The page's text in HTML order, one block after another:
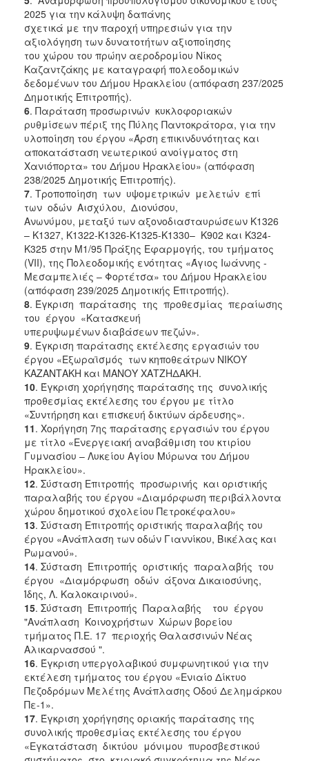
2025 για την κάλυψη δαπάνης
σχετικά με την παροχή υπηρεσιών για την
αξιολόγηση των δυνατοτήτων αξιοποίησης
του χώρου του πρώην αεροδρομίου Νίκος
Καζαντζάκης με καταγραφή πολεοδομικών
δεδομένων του Δήμου Ηρακλείου (απόφαση 237/2025
Δημοτικής Επιτροπής).
6. Παράταση προσωρινών κυκλοφοριακών
ρυθμίσεων πέριξ της Πύλης Παντοκράτορα, για την
υλοποίηση του έργου «Άρση επικινδυνότητας και
αποκατάσταση νεωτερικού ανοίγματος στη
Χανιόπορτα» του Δήμου Ηρακλείου» (απόφαση
238/2025 Δημοτικής Επιτροπής).
7. Τροποποίηση των υψομετρικών μελετών επί
των οδών Αισχύλου, Διονύσου,
Ανωνύμου, μεταξύ των αξονοδιασταυρώσεων Κ1326
– Κ1327, Κ1322-Κ1326-Κ1325-Κ1330– Κ902 και Κ324-
Κ325 στην Μ1/95 Πράξης Εφαρμογής, του τμήματος
(VΙΙ), της Πολεοδομικής ενότητας «Άγιος Ιωάννης -
Μεσαμπελιές – Φορτέτσα» του Δήμου Ηρακλείου
(απόφαση 239/2025 Δημοτικής Επιτροπής).
8. Έγκριση παράτασης της προθεσμίας περαίωσης
του έργου «Κατασκευή
υπερυψωμένων διαβάσεων πεζών».
9. Έγκριση παράτασης εκτέλεσης εργασιών του
έργου «Εξωραϊσμός των κηποθεάτρων ΝΙΚΟΥ
ΚΑΖΑΝΤΑΚΗ και ΜΑΝΟΥ ΧΑΤΖΗΔΑΚΗ.
10. Έγκριση χορήγησης παράτασης της συνολικής
προθεσμίας εκτέλεσης του έργου με τίτλο
«Συντήρηση και επισκευή δικτύων άρδευσης».
11. Χορήγηση 7ης παράτασης εργασιών του έργου
με τίτλο «Ενεργειακή αναβάθμιση του κτιρίου
Γυμνασίου – Λυκείου Αγίου Μύρωνα του Δήμου
Ηρακλείου».
12. Σύσταση Επιτροπής προσωρινής και οριστικής
παραλαβής του έργου «Διαμόρφωση περιβάλλοντα
χώρου δημοτικού σχολείου Πετροκέφαλου»
13. Σύσταση Επιτροπής οριστικής παραλαβής του
έργου «Ανάπλαση των οδών Γιαννίκου, Βικέλας και
Ρωμανού».
14. Σύσταση Επιτροπής οριστικής παραλαβής του
έργου «Διαμόρφωση οδών άξονα Δικαιοσύνης,
Ίδης, Λ. Καλοκαιρινού».
15. Σύσταση Επιτροπής Παραλαβής του έργου
"Ανάπλαση Κοινοχρήστων Χώρων βορείου
τμήματος Π.Ε. 17 περιοχής Θαλασσινών Νέας
Αλικαρνασσού ".
16. Έγκριση υπεργολαβικού συμφωνητικού για την
εκτέλεση τμήματος του έργου «Ενιαίο Δίκτυο
Πεζοδρόμων Μελέτης Ανάπλασης Οδού Δελημάρκου
Πε-1».
17. Έγκριση χορήγησης οριακής παράτασης της
συνολικής προθεσμίας εκτέλεσης του έργου
«Εγκατάσταση δικτύου μόνιμου πυροσβεστικού